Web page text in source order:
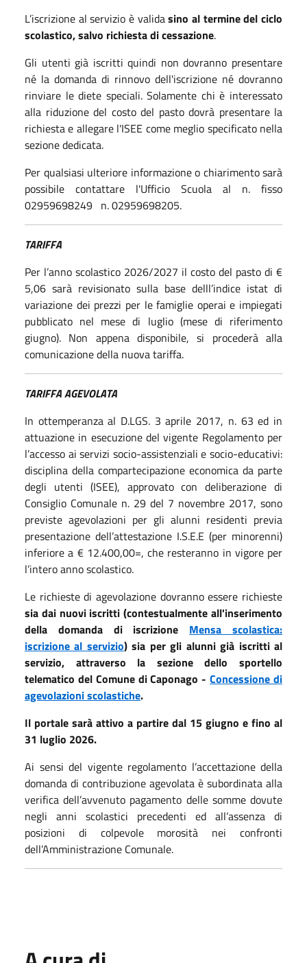
L’iscrizione al servizio è validasino al termine del ciclo
scolastico, salvo richiesta di cessazione.
Gli utenti già iscritti quindi non dovranno presentare
né la domanda di rinnovo dell'iscrizione né dovranno
rinviare le diete speciali. Solamente chi è interessato
alla riduzione del costo del pasto dovrà presentare la
richiesta e allegare l'ISEE come meglio specificato nella
sezione dedicata.
Per qualsiasi ulteriore informazione o chiarimento sarà
possibile contattare l'Ufficio Scuola al n. fisso
02959698249 n. 02959698205.
TARIFFA
Per l’anno scolastico 2026/2027 il costo del pasto di €
5,06 sarà revisionato sulla base delll’indice istat di
variazione dei prezzi per le famiglie operai e impiegati
pubblicato nel mese di luglio (mese di riferimento
giugno). Non appena disponibile, si procederà alla
comunicazione della nuova tariffa.
TARIFFA AGEVOLATA
In ottemperanza al D.LGS. 3 aprile 2017, n. 63 ed in
attuazione in esecuzione del vigente Regolamento per
l’accesso ai servizi socio-assistenziali e socio-educativi:
disciplina della compartecipazione economica da parte
degli utenti (ISEE), approvato con deliberazione di
Consiglio Comunale n. 29 del 7 novembre 2017, sono
previste agevolazioni per gli alunni residenti previa
presentazione dell’attestazione I.S.E.E (per minorenni)
inferiore a € 12.400,00=, che resteranno in vigore per
l’intero anno scolastico.
Le richieste di agevolazione dovranno essere richieste
sia dai nuovi iscritti (contestualmente all'inserimento
della domanda di iscrizione Mensa scolastica:
iscrizione al servizio) sia per gli alunni già iscritti al
servizio, attraverso la sezione dello sportello
telematico del Comune di Caponago -Concessione di
agevolazioni scolastiche.
Il portale sarà attivo a partire dal 15 giugno e fino al
31 luglio 2026.
Ai sensi del vigente regolamento l’accettazione della
domanda di contribuzione agevolata è subordinata alla
verifica dell’avvenuto pagamento delle somme dovute
negli anni scolastici precedenti ed all’assenza di
posizioni di colpevole morosità nei confronti
dell’Amministrazione Comunale.